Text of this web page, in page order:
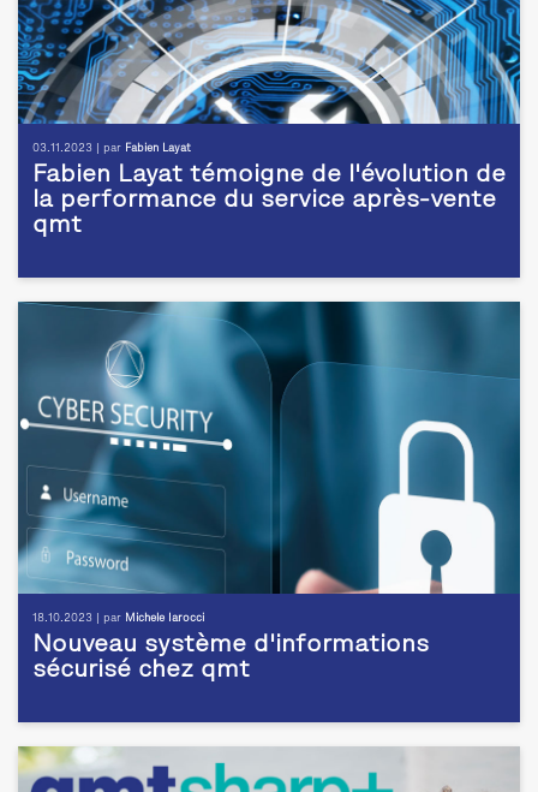
03.11.2023 | par Fabien Layat
Fabien Layat témoigne de l'évolution de
la performance du service après-vente
qmt
18.10.2023 | par Michele Iarocci
Nouveau système d'informations
sécurisé chez qmt